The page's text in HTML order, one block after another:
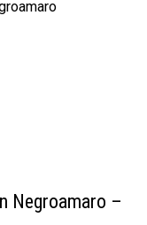
Negroamaro –